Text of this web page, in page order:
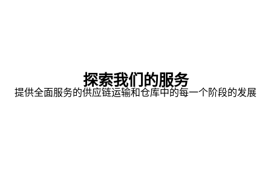
探索我们的服务
提供全面服务的供应链运输和仓库中的每一个阶段的发展